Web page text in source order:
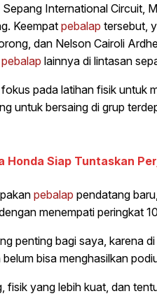
International Circuit,
Keempat pebalap tersebut,
dan Nelson Cairoli
pebalap lainnya di lintasan
pada latihan fisik untuk
untuk bersaing di grup
Honda Siap Tuntaskan
pebalap pendatang
menempati peringkat
penting bagi saya, karena
bisa menghasilkan
fisik yang lebih kuat, dan